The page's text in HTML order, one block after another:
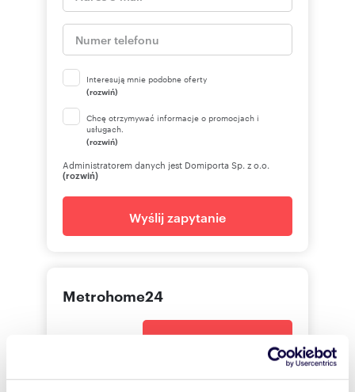
Interesują mnie podobne oferty
(rozwiń)
Chcę otrzymywać informacje o promocjach i
usługach.
(rozwiń)
Administratorem danych jest Domiporta Sp. z o.o.
(rozwiń)
Wyślij zapytanie
Metrohome24
Pokaż telefon